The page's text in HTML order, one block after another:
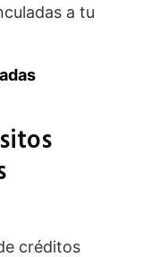
a tu
créditos